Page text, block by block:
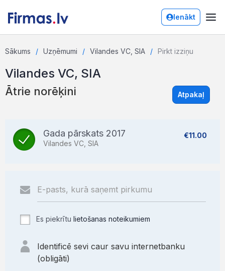
Ienākt
Sākums Uzņēmumi Vilandes VC, SIA Pirkt izziņu
Vilandes VC, SIA
Ātrie norēķini Atpakaļ
Gada pārskats 2017
Vilandes VC, SIA
€11.00
Es piekrītu lietošanas noteikumiem
Identificē sevi caur savu internetbanku
(obligāti)